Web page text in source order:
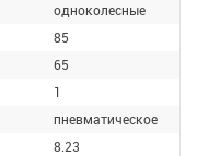
одноколесные
85
65
1
пневматическое
8.23